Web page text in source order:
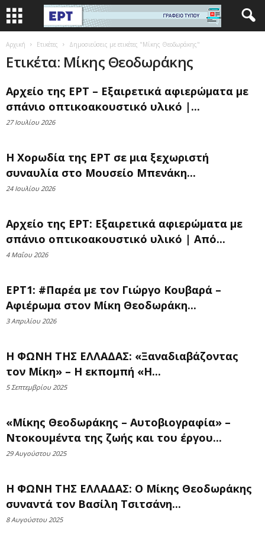
Αρχική Ετικέτες Δημοσιεύσεις με ετικέτες "Μίκης Θεοδωράκης"
Ετικέτα: Μίκης Θεοδωράκης
Αρχείο της ΕΡΤ – Εξαιρετικά αφιερώματα με
σπάνιο οπτικοακουστικό υλικό |...
27 Ιουλίου 2026
Η Χορωδία της ΕΡΤ σε μια ξεχωριστή
συναυλία στο Μουσείο Μπενάκη...
24 Ιουλίου 2026
Αρχείο της ΕΡΤ: Εξαιρετικά αφιερώματα με
σπάνιο οπτικοακουστικό υλικό | Από...
4 Μαΐου 2026
ΕΡΤ1: #Παρέα με τον Γιώργο Κουβαρά –
Αφιέρωμα στον Μίκη Θεοδωράκη...
3 Απριλίου 2026
Η ΦΩΝΗ ΤΗΣ ΕΛΛΑΔΑΣ: «Ξαναδιαβάζοντας
τον Μίκη» – Η εκπομπή «Η...
5 Σεπτεμβρίου 2025
«Μίκης Θεοδωράκης – Αυτοβιογραφία» –
Ντοκουμέντα της ζωής και του έργου...
29 Αυγούστου 2025
Η ΦΩΝΗ ΤΗΣ ΕΛΛΑΔΑΣ: Ο Μίκης Θεοδωράκης
συναντά τον Βασίλη Τσιτσάνη...
8 Αυγούστου 2025